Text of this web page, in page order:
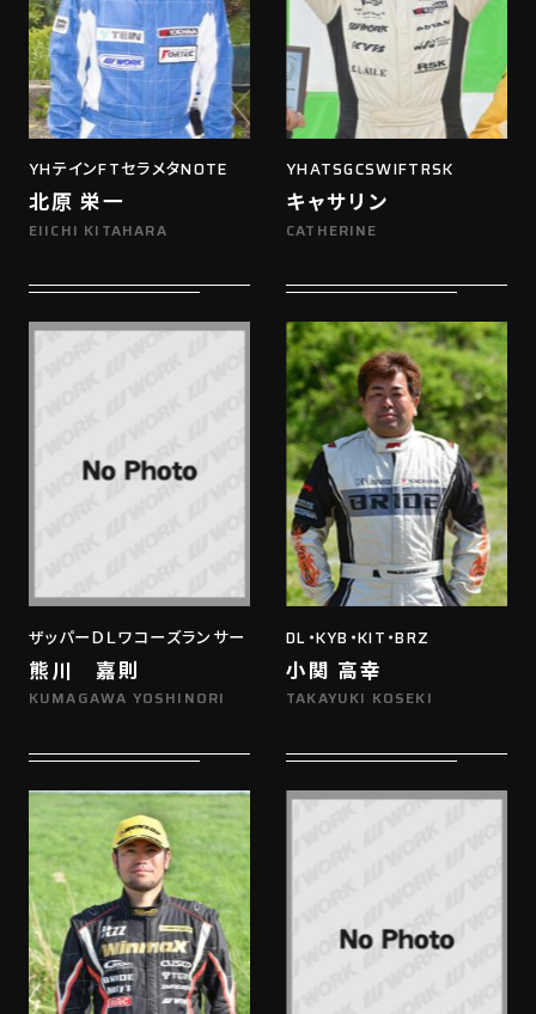
YHテインFTセラメタNOTE
北原 栄一
EIICHI KITAHARA
YHATSGCSWIFTRSK
キャサリン
CATHERINE
ザッパーＤＬワコーズランサー
熊川 嘉則
KUMAGAWA YOSHINORI
DL・KYB・KIT・BRZ
小関 高幸
TAKAYUKI KOSEKI